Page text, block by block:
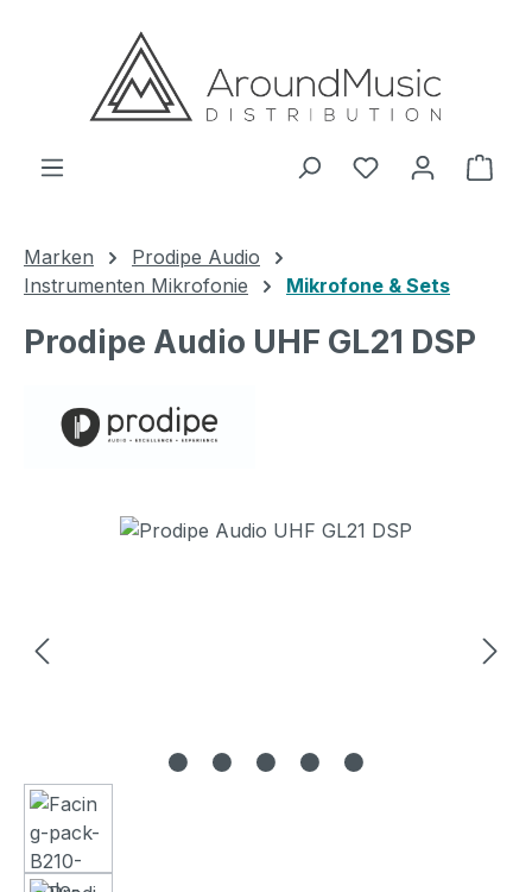
Zum Hauptinhalt springen
Marken
Prodipe Audio
Instrumenten Mikrofonie
Mikrofone & Sets
Prodipe Audio UHF GL21 DSP
Bildergalerie überspringen